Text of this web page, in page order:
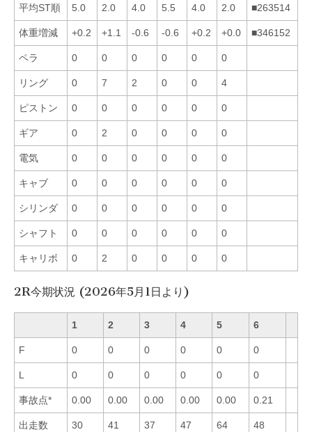
平均ST順 5.0 2.0 4.0 5.5 4.0 2.0 ■263514
体重増減 +0.2 +1.1 -0.6 -0.6 +0.2 +0.0 ■346152
ペラ 0 0 0 0 0 0
リング 0 7 2 0 0 4
ピストン 0 0 0 0 0 0
ギア 0 2 0 0 0 0
電気 0 0 0 0 0 0
キャブ 0 0 0 0 0 0
シリンダ 0 0 0 0 0 0
シャフト 0 0 0 0 0 0
キャリボ 0 2 0 0 0 0
2R今期状況 (2026年5月1日より)
1 2 3 4 5 6
F 0 0 0 0 0 0
L 0 0 0 0 0 0
事故点* 0.00 0.00 0.00 0.00 0.00 0.21
出走数 30 41 37 47 64 48